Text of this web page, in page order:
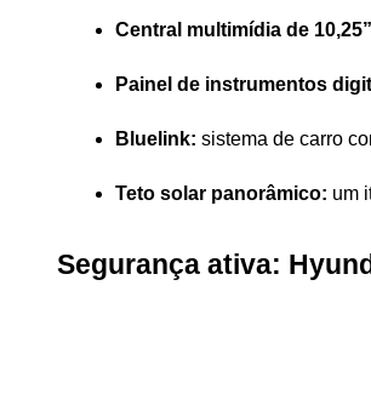
Central multimídia de
Painel de instrumentos
Bluelink: sistema de carro
Teto solar panorâmico: um
Segurança ativa: